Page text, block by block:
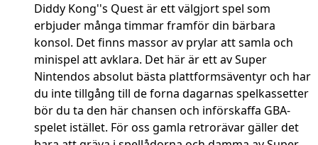
Diddy Kong''s Quest är ett välgjort spel som
erbjuder många timmar framför din bärbara
konsol. Det finns massor av prylar att samla och
minispel att avklara. Det här är ett av Super
Nintendos absolut bästa plattformsäventyr och har
du inte tillgång till de forna dagarnas spelkassetter
bör du ta den här chansen och införskaffa GBA-
spelet istället. För oss gamla retrorävar gäller det